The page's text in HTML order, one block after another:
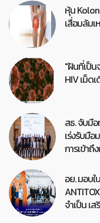
หุ้น
เสื่อมล้มเ
"ฝันที่เป็น
HIV เม็ด
สธ. จับมื
เร่งรับมือ
การเข้าถึ
อย. มอบใ
จำเป็น เ